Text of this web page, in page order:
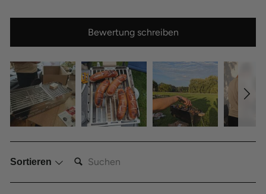
Bewertung schreiben
Sortieren